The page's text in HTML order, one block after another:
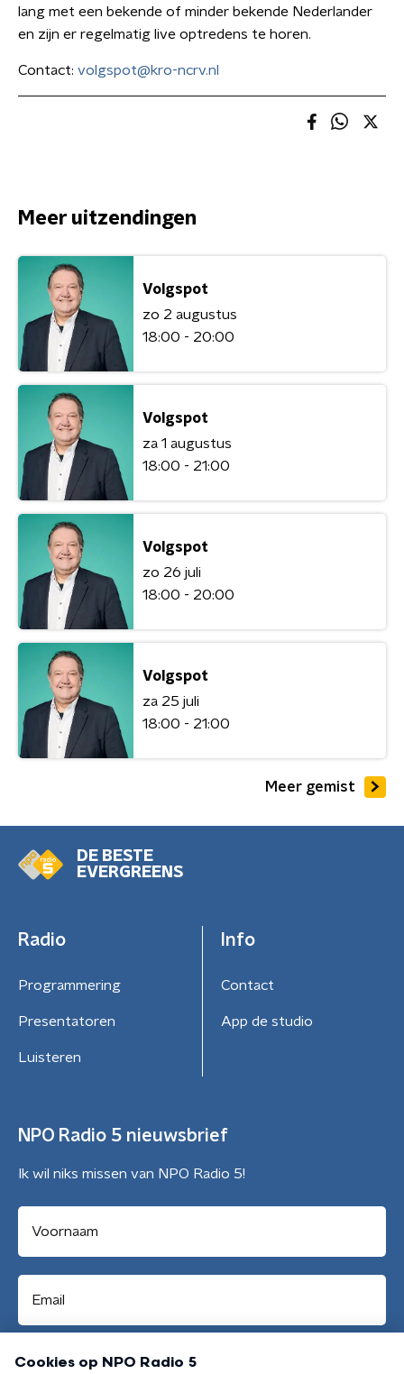
lang met een bekende of minder bekende Nederlander
en zijn er regelmatig live optredens te horen.
Contact: volgspot@kro-ncrv.nl
Meer uitzendingen
Volgspot
zo 2 augustus
18:00 - 20:00
Volgspot
za 1 augustus
18:00 - 21:00
Volgspot
zo 26 juli
18:00 - 20:00
Volgspot
za 25 juli
18:00 - 21:00
Meer gemist
DE BESTE
EVERGREENS
Radio
Programmering
Presentatoren
Luisteren
Info
Contact
App de studio
NPO Radio 5 nieuwsbrief
Ik wil niks missen van NPO Radio 5!
Aanmelden